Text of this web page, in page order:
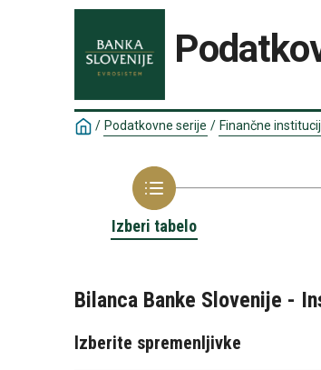
/ Podatkovne serije / Finančne
Izberi tabelo
Bilanca Banke Slovenije -
Izberite spremenljivke